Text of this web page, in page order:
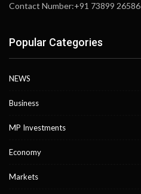
Contact Number:+91 73899 26586
Popular Categories
NEWS
Business
MP Investments
Economy
Markets